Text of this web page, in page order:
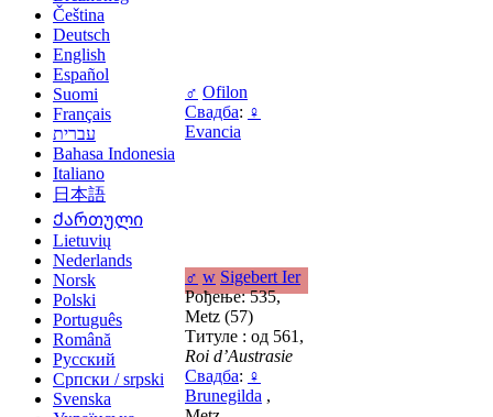
♂ Ofilon
Свадба: ♀
Evancia
♂ w Sigebert Ier
Рођење: 535,
Metz (57)
Титуле : од 561,
Roi d’Austrasie
Свадба: ♀
Brunegilda ,
Čeština
Deutsch
English
Español
Suomi
Français
עברית
Bahasa Indonesia
Italiano
日本語
Ქართული
Lietuvių
Nederlands
Norsk
Polski
Português
Română
Русский
Српски / srpski
Svenska